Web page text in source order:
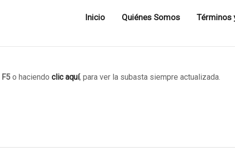
Inicio Quiénes Somos Términos
F5 o haciendo clic aquí, para ver la subasta siempre actualizada.